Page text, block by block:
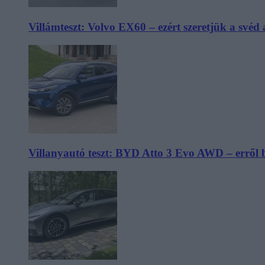
Villámteszt: Volvo EX60 – ezért szeretjük a svéd
Villanyautó teszt: BYD Atto 3 Evo AWD – erről